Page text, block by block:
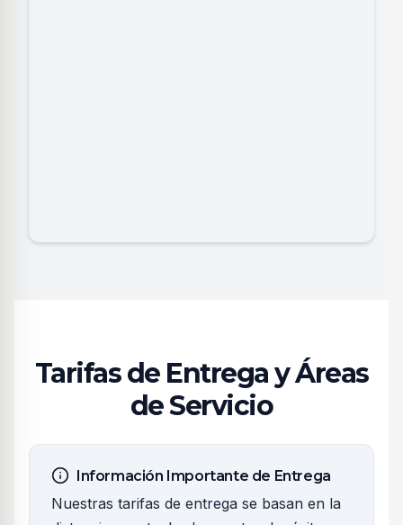
Tarifas de Entrega y Áreas
de Servicio
Información Importante de Entrega
Nuestras tarifas de entrega se basan en la